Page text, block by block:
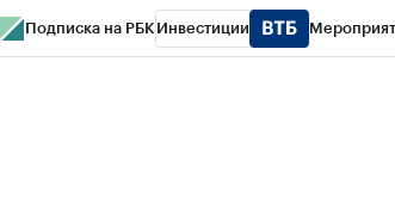
Подписка на РБК Инвестиции